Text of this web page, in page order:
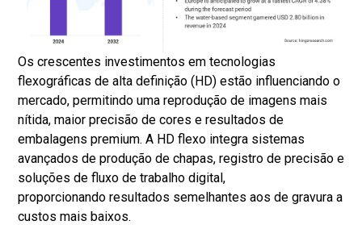
Os crescentes investimentos em tecnologias
flexográficas de alta definição (HD) estão influenciando o
mercado, permitindo uma reprodução de imagens mais
nítida, maior precisão de cores e resultados de
embalagens premium. A HD flexo integra sistemas
avançados de produção de chapas, registro de precisão e
soluções de fluxo de trabalho digital,
proporcionando resultados semelhantes aos de gravura a
custos mais baixos.